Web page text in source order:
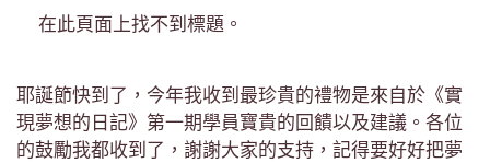
在此頁面上找不到標題。
耶誕節快到了，今年我收到最珍貴的禮物是來自於《實
現夢想的日記》第一期學員寶貴的回饋以及建議。各位
的鼓勵我都收到了，謝謝大家的支持，記得要好好把夢